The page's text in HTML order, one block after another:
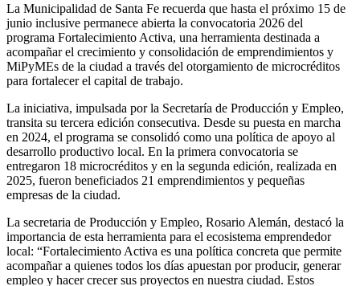
La Municipalidad de Santa Fe recuerda que hasta el próximo 15 de
junio inclusive permanece abierta la convocatoria 2026 del
programa Fortalecimiento Activa, una herramienta destinada a
acompañar el crecimiento y consolidación de emprendimientos y
MiPyMEs de la ciudad a través del otorgamiento de microcréditos
para fortalecer el capital de trabajo.
La iniciativa, impulsada por la Secretaría de Producción y Empleo,
transita su tercera edición consecutiva. Desde su puesta en marcha
en 2024, el programa se consolidó como una política de apoyo al
desarrollo productivo local. En la primera convocatoria se
entregaron 18 microcréditos y en la segunda edición, realizada en
2025, fueron beneficiados 21 emprendimientos y pequeñas
empresas de la ciudad.
La secretaria de Producción y Empleo, Rosario Alemán, destacó la
importancia de esta herramienta para el ecosistema emprendedor
local: “Fortalecimiento Activa es una política concreta que permite
acompañar a quienes todos los días apuestan por producir, generar
empleo y hacer crecer sus proyectos en nuestra ciudad. Estos